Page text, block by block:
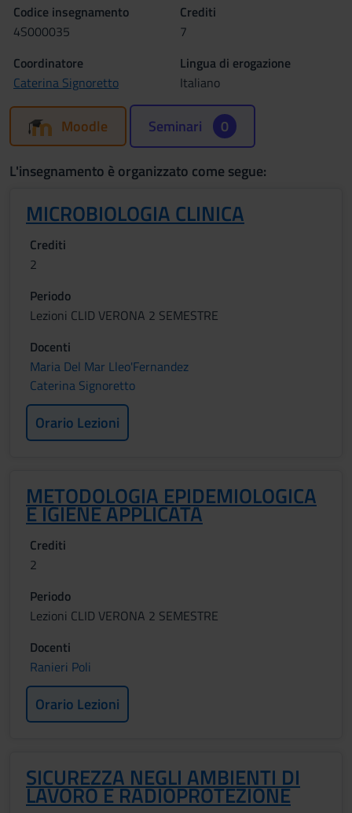
Codice insegnamento
4S000035
Crediti
7
Coordinatore
Caterina Signoretto
Lingua di erogazione
Italiano
Moodle Seminari 0
L'insegnamento è organizzato come segue:
MICROBIOLOGIA CLINICA
Crediti
2
Periodo
Lezioni CLID VERONA 2 SEMESTRE
Docenti
Maria Del Mar Lleo'Fernandez
Caterina Signoretto
Orario Lezioni
METODOLOGIA EPIDEMIOLOGICA
E IGIENE APPLICATA
Crediti
2
Periodo
Lezioni CLID VERONA 2 SEMESTRE
Docenti
Ranieri Poli
Orario Lezioni
SICUREZZA NEGLI AMBIENTI DI
LAVORO E RADIOPROTEZIONE